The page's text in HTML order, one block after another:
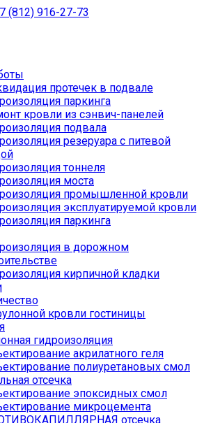
(812) 916-27-73
протечек в подвале
паркинга
кровли из сэнвич-панелей
подвала
резеруара с питевой
тоннеля
моста
промышленной кровли
эксплуатируемой кровли
паркинга
в дорожном
кирпичной кладки
кровли гостиницы
гидроизоляция
акрилатного геля
полиуретановых смол
отсечка
эпоксидных смол
микроцемента
отсечка